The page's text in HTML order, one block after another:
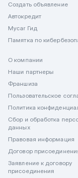
Создать объявление
Автокредит
Mycar Гид
Памятка по
О компании
Наши партнеры
Франшиза
Пользовательское
Политика
Сбор и обработка
данных
Правовая информация
Договор
Заявление к договору
присоединения